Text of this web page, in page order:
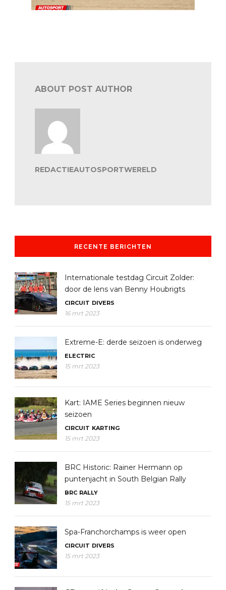
ABOUT POST AUTHOR
REDACTIEAUTOSPORTWERELD
RECENTE BERICHTEN
Internationale testdag Circuit Zolder:
door de lens van Benny Houbrigts
CIRCUIT DIVERS
16 mrt 2023
Extreme-E: derde seizoen is onderweg
ELECTRIC
15 mrt 2023
Kart: IAME Series beginnen nieuw
seizoen
CIRCUIT KARTING
15 mrt 2023
BRC Historic: Rainer Hermann op
puntenjacht in South Belgian Rally
BRC RALLY
15 mrt 2023
Spa-Franchorchamps is weer open
CIRCUIT DIVERS
15 mrt 2023